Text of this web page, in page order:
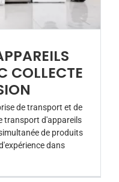
COLLECTE
de transport et de
transport d'appareils
de produits
dans